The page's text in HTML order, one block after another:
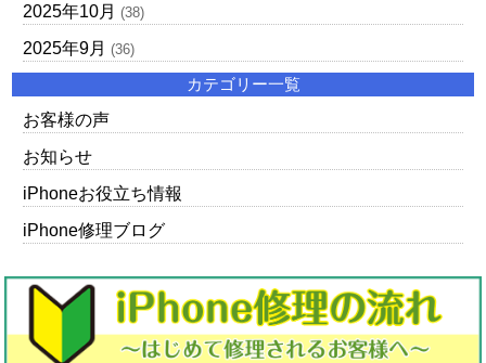
2025年10月 (38)
2025年9月 (36)
カテゴリー一覧
お客様の声
お知らせ
iPhoneお役立ち情報
iPhone修理ブログ